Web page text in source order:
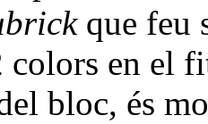
que feu
colors en el
bloc, és